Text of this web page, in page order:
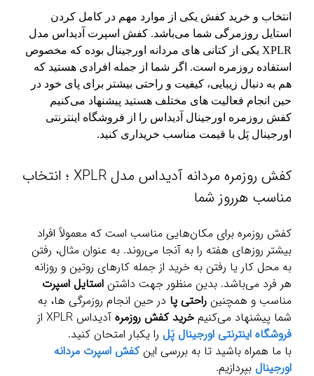
انتخاب و خرید کفش یکی از موارد مهم در کامل کردن
استایل روزمرگی شما می‌باشد. کفش اسپرت آدیداس مدل
XPLR یکی از کتانی های مردانه اورجینال بوده که مخصوص
استفاده روزمره است. اگر شما از جمله افرادی هستید که
هم به دنبال زیبایی، کیفیت و راحتی بیشتر برای پای خود در
حین انجام فعالیت های مختلف هستید پیشنهاد می‌کنیم
کفش روزمره اورجینال آدیداس را از فروشگاه اینترنتی
اورجینال پَل با قیمت مناسب خریداری کنید.
کفش روزمره مردانه آدیداس مدل XPLR ؛ انتخاب
مناسب هرروز شما
کفش روزمره برای مکان‌هایی مناسب است که معمولاً افراد
بیشتر روزهای هفته را به آنجا می‌روند. به عنوان مثال، رفتن
به محل کار یا رفتن به خرید از جمله کارهای روتین و روزانه
هر فرد می‌باشد. بدین منظور جهت داشتن استایل اسپرت
مناسب و همچنین راحتی پا در حین انجام روزمرگی ها، به
شما پیشنهاد می‌کنیم خرید کفش روزمره آدیداس XPLR از
فروشگاه اینترنتی اورجینال پَل را یکبار امتحان کنید.
با ما همراه باشید تا به بررسی اینکفش اسپرت مردانه
اورجینال بپردازیم.